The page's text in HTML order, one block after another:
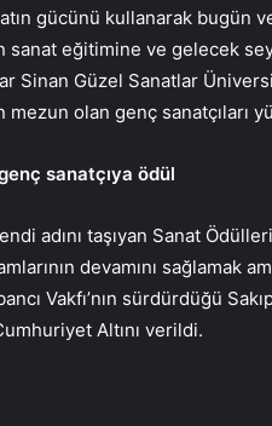
gücünü kullanarak bugün
sanat eğitimine ve gelecek
Sinan Güzel Sanatlar
mezun olan genç sanatçıları
sanatçıya ödül
adını taşıyan Sanat
devamını sağlamak
Vakfı’nın sürdürdüğü
Altını verildi.